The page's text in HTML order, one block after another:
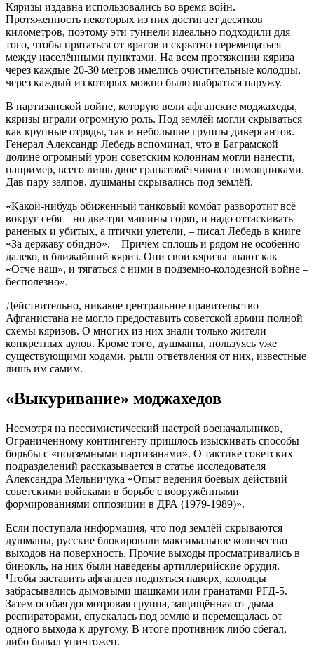
Кяризы издавна использовались во время войн.
Протяженность некоторых из них достигает десятков
километров, поэтому эти туннели идеально подходили для
того, чтобы прятаться от врагов и скрытно перемещаться
между населёнными пунктами. На всем протяжении кяриза
через каждые 20-30 метров имелись очистительные колодцы,
через каждый из которых можно было выбраться наружу.
В партизанской войне, которую вели афганские моджахеды,
кяризы играли огромную роль. Под землёй могли скрываться
как крупные отряды, так и небольшие группы диверсантов.
Генерал Александр Лебедь вспоминал, что в Баграмской
долине огромный урон советским колоннам могли нанести,
например, всего лишь двое гранатомётчиков с помощниками.
Дав пару залпов, душманы скрывались под землёй.
«Какой-нибудь обиженный танковый комбат разворотит всё
вокруг себя – но две-три машины горят, и надо оттаскивать
раненых и убитых, а птички улетели, – писал Лебедь в книге
«За державу обидно». – Причем сплошь и рядом не особенно
далеко, в ближайший кяриз. Они свои кяризы знают как
«Отче наш», и тягаться с ними в подземно-колодезной войне –
бесполезно».
Действительно, никакое центральное правительство
Афганистана не могло предоставить советской армии полной
схемы кяризов. О многих из них знали только жители
конкретных аулов. Кроме того, душманы, пользуясь уже
существующими ходами, рыли ответвления от них, известные
лишь им самим.
«Выкуривание» моджахедов
Несмотря на пессимистический настрой военачальников,
Ограниченному контингенту пришлось изыскивать способы
борьбы с «подземными партизанами». О тактике советских
подразделений рассказывается в статье исследователя
Александра Мельничука «Опыт ведения боевых действий
советскими войсками в борьбе с вооружёнными
формированиями оппозиции в ДРА (1979-1989)».
Если поступала информация, что под землёй скрываются
душманы, русские блокировали максимальное количество
выходов на поверхность. Прочие выходы просматривались в
бинокль, на них были наведены артиллерийские орудия.
Чтобы заставить афганцев подняться наверх, колодцы
забрасывались дымовыми шашками или гранатами РГД-5.
Затем особая досмотровая группа, защищённая от дыма
респираторами, спускалась под землю и перемещалась от
одного выхода к другому. В итоге противник либо сбегал,
либо бывал уничтожен.